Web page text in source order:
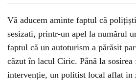
Vă aducem aminte faptul că
sesizati, printr-un apel la numărul
faptul că un autoturism a părăsit
căzut în lacul Ciric. Până la sosirea
intervenție, un politist local aflat in